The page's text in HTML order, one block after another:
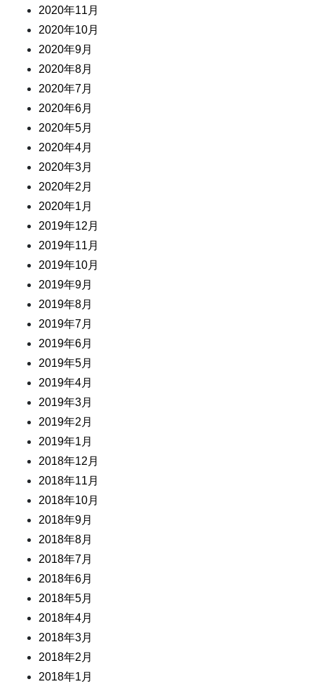
2020年11月
2020年10月
2020年9月
2020年8月
2020年7月
2020年6月
2020年5月
2020年4月
2020年3月
2020年2月
2020年1月
2019年12月
2019年11月
2019年10月
2019年9月
2019年8月
2019年7月
2019年6月
2019年5月
2019年4月
2019年3月
2019年2月
2019年1月
2018年12月
2018年11月
2018年10月
2018年9月
2018年8月
2018年7月
2018年6月
2018年5月
2018年4月
2018年3月
2018年2月
2018年1月